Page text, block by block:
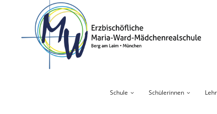
Schule Schülerinnen